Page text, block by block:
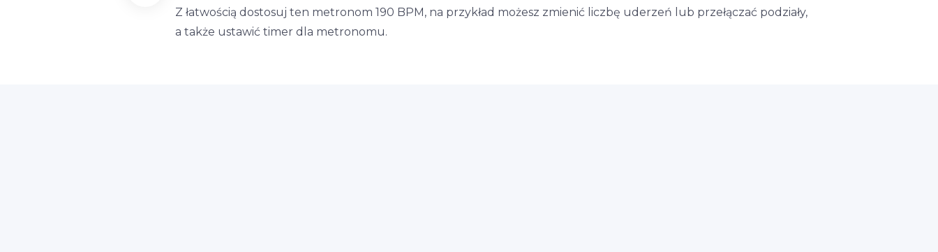
Z łatwością dostosuj ten metronom 190 BPM, na przykład możesz zmienić liczbę uderzeń lub przełączać podziały,
a także ustawić timer dla metronomu.